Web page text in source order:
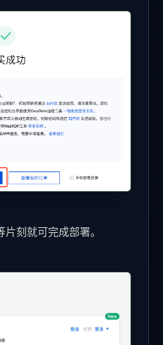
刻就可完成部署。